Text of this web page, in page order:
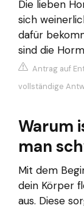
Die lieben
sich
dafür
sind die
Antrag auf
vollständige
Warum
man
Mit dem
dein Körper
aus. Diese